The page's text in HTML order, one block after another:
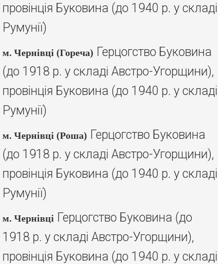
провінція Буковина (до 1940 р. у складі
Румунії)
м. Чернівці (Гореча) Герцогство Буковина
(до 1918 р. у складі Австро-Угорщини),
провінція Буковина (до 1940 р. у складі
Румунії)
м. Чернівці (Роша) Герцогство Буковина
(до 1918 р. у складі Австро-Угорщини),
провінція Буковина (до 1940 р. у складі
Румунії)
м. Чернівці Герцогство Буковина (до
1918 р. у складі Австро-Угорщини),
провінція Буковина (до 1940 р. у складі